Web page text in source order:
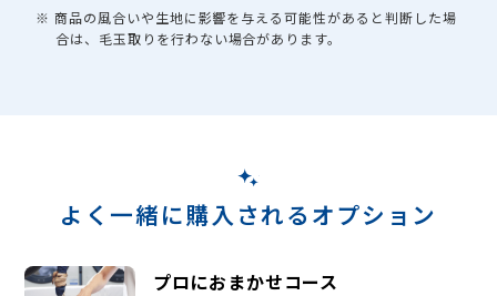
※ 商品の風合いや生地に影響を与える可能性があると判断した場
合は、毛玉取りを行わない場合があります。
よく一緒に購入されるオプション
プロにおまかせコース